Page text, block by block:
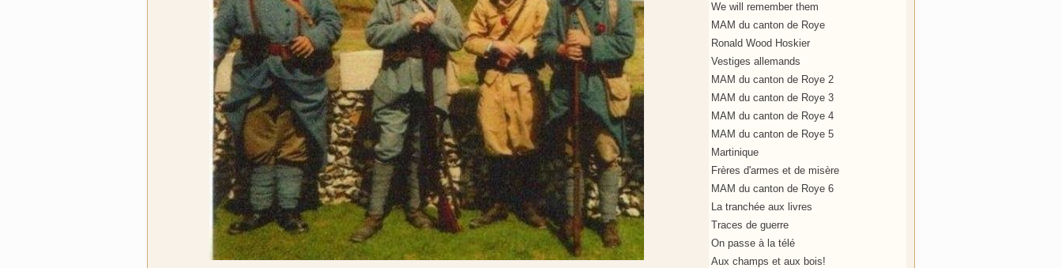
We will remember them
MAM du canton de Roye
Ronald Wood Hoskier
Vestiges allemands
MAM du canton de Roye 2
MAM du canton de Roye 3
MAM du canton de Roye 4
MAM du canton de Roye 5
Martinique
Frères d'armes et de misère
MAM du canton de Roye 6
La tranchée aux livres
Traces de guerre
On passe à la télé
Aux champs et aux bois!